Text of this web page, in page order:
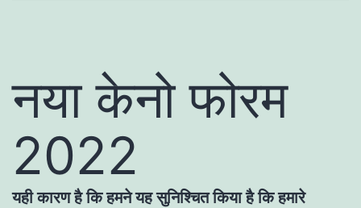
नया केनो फोरम
2022
यही कारण है कि हमने यह सुनिश्चित किया है कि हमारे